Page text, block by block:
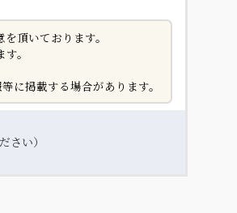
頂いております。
。
に掲載する場合があります。
さい）